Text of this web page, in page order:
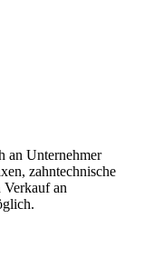
an Unternehmer
zahntechnische
Verkauf an